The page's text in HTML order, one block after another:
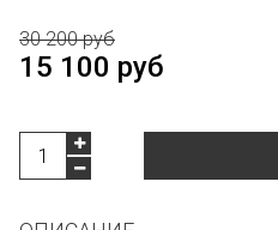
30 200 руб
15 100 руб